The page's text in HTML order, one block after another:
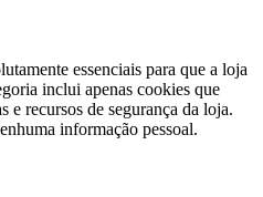
essenciais para que a loja
inclui apenas cookies que
e recursos de segurança da loja.
informação pessoal.